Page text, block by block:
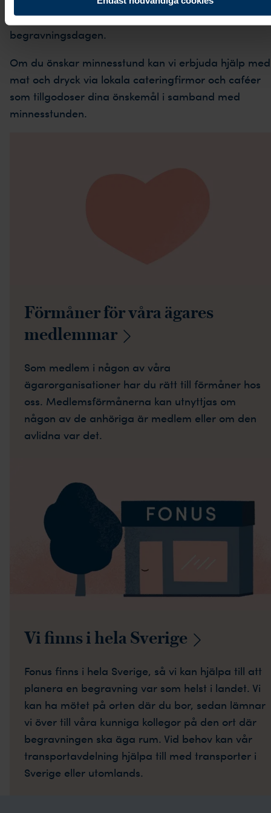
levereras direkt till den aktuella begravningen på
begravningsdagen.
Om du önskar minnesstund kan vi erbjuda hjälp med
mat och dryck via lokala cateringfirmor och caféer
som tillgodoser dina önskemål i samband med
minnesstunden.
Förmåner för våra ägares
medlemmar
Som medlem i någon av våra
ägarorganisationer har du rätt till förmåner hos
oss. Medlemsförmånerna kan utnyttjas om
någon av de anhöriga är medlem eller om den
avlidna var det.
Vi finns i helaSverige
Fonus finns i hela Sverige, så vi kan hjälpa till att
planera en begravning var som helst i landet. Vi
kan ha mötet på orten där du bor, sedan lämnar
vi över till våra kunniga kollegor på den ort där
begravningen ska äga rum. Vid behov kan vår
transportavdelning hjälpa till med transporter i
Sverige eller utomlands.